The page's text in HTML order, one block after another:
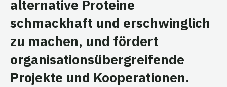
alternative Proteine
schmackhaft und erschwinglich
zu machen, und fördert
organisationsübergreifende
Projekte und Kooperationen.